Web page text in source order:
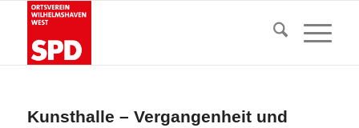
Kunsthalle – Vergangenheit und